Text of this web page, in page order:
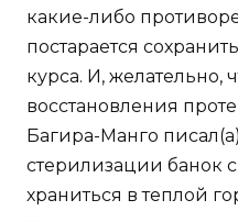
какие-либо
постарается
курса. И, желательно,
восстановления
Багира-Манго
стерилизации банок
храниться в теплой